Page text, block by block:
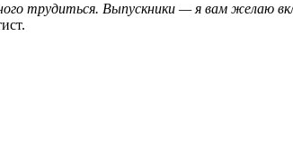
трудиться. Выпускники — я вам желаю